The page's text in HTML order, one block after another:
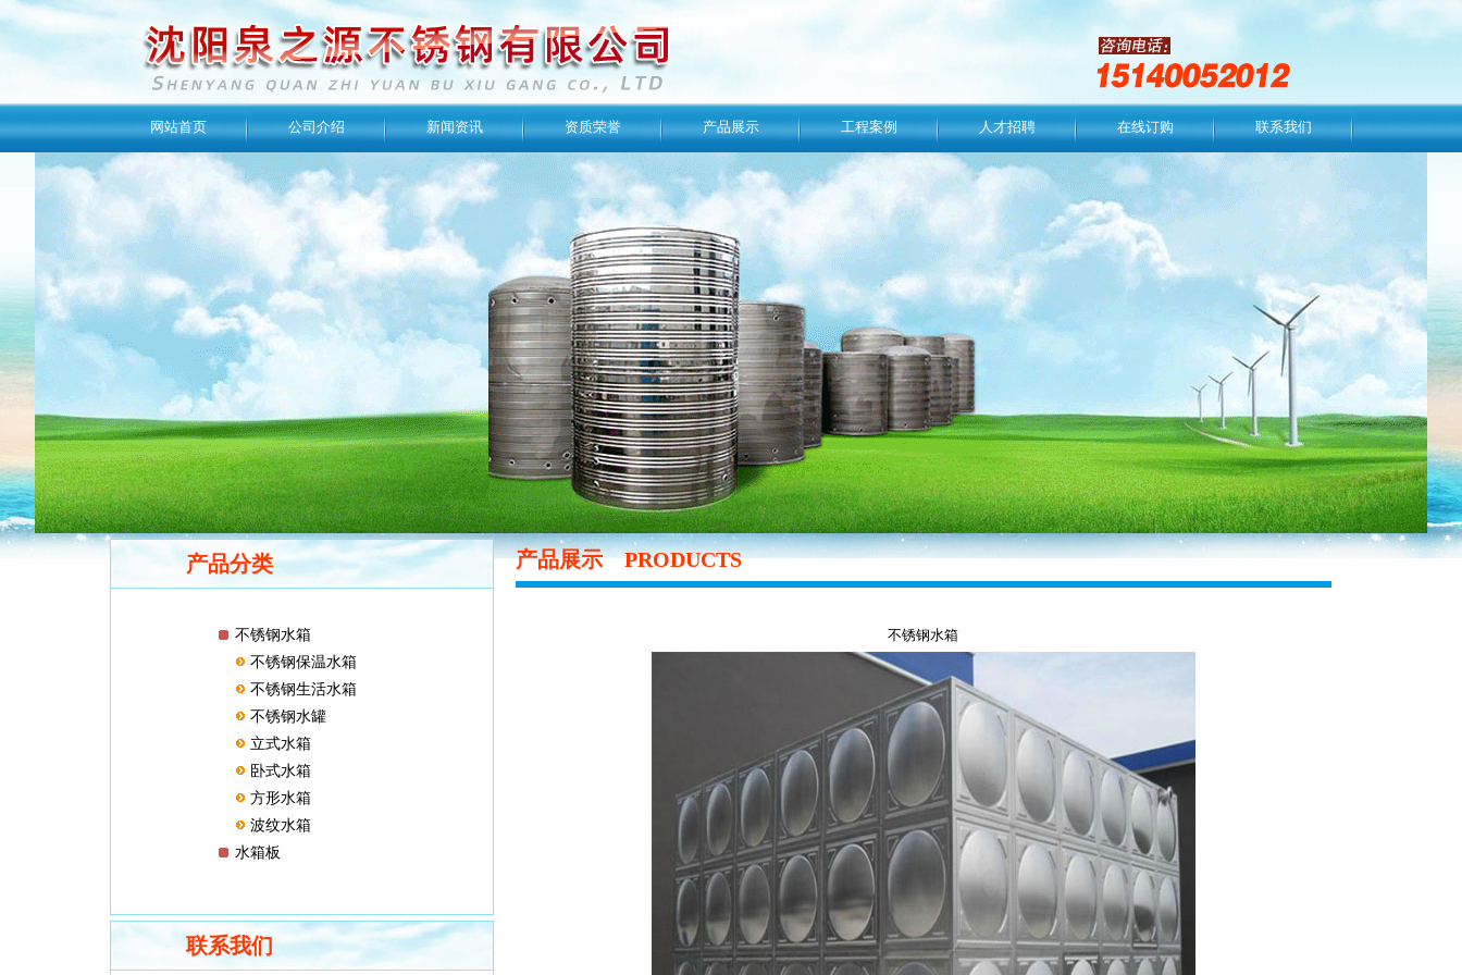
网站首页 公司介绍 新闻资讯 资质荣誉 产品展示 工程案例 人才招聘 在线订购 联系我们
产品分类
不锈钢水箱
不锈钢保温水箱
不锈钢生活水箱
不锈钢水罐
立式水箱
卧式水箱
方形水箱
波纹水箱
水箱板
联系我们
产品展示PRODUCTS
不锈钢水箱